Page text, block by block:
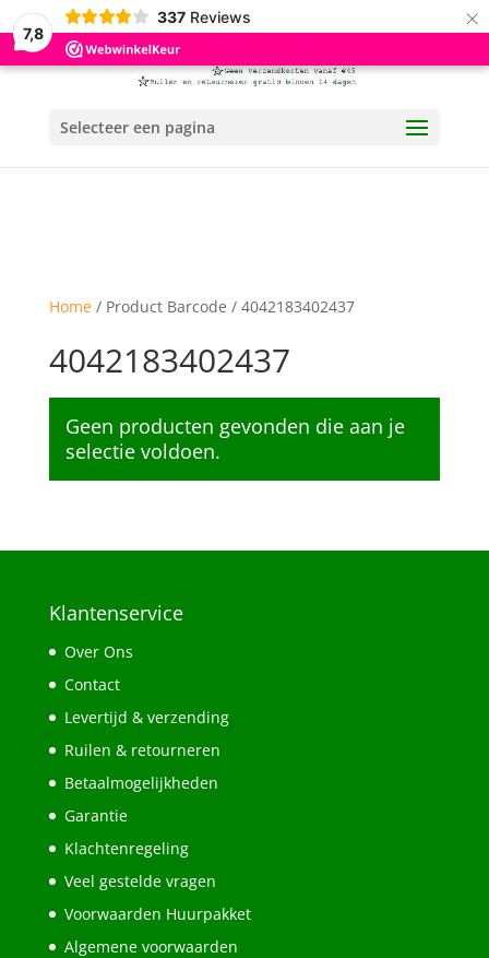
7,8
337 Reviews ×
Selecteer een pagina
Home/ Product Barcode / 4042183402437
4042183402437
Geen producten gevonden die aan je
selectie voldoen.
Klantenservice
Over Ons
Contact
Levertijd & verzending
Ruilen & retourneren
Betaalmogelijkheden
Garantie
Klachtenregeling
Veel gestelde vragen
Voorwaarden Huurpakket
Algemene voorwaarden